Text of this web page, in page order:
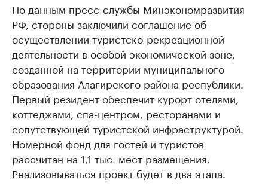
По данным пресс-службы Минэкономразвития
РФ, стороны заключили соглашение об
осуществлении туристско-рекреационной
деятельности в особой экономической зоне,
созданной на территории муниципального
образования Алагирского района республики.
Первый резидент обеспечит курорт отелями,
коттеджами, спа-центром, ресторанами и
сопутствующей туристской инфраструктурой.
Номерной фонд для гостей и туристов
рассчитан на 1,1 тыс. мест размещения.
Реализовываться проект будет в два этапа.